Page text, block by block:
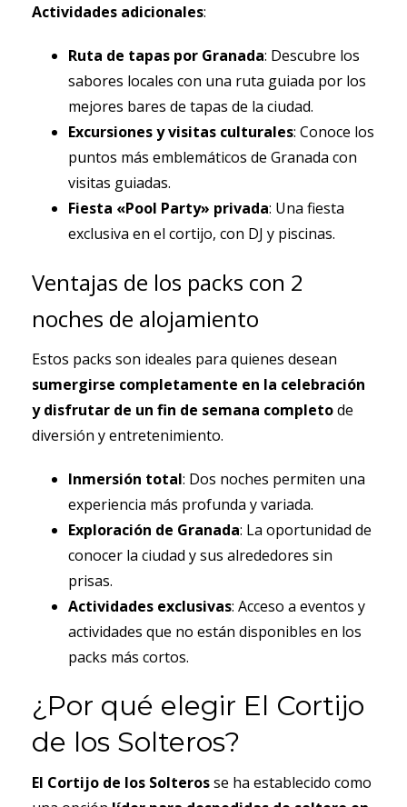
Actividades adicionales:
Ruta de tapas por Granada: Descubre los
sabores locales con una ruta guiada por los
mejores bares de tapas de la ciudad.
Excursiones y visitas culturales: Conoce los
puntos más emblemáticos de Granada con
visitas guiadas.
Fiesta «Pool Party» privada: Una fiesta
exclusiva en el cortijo, con DJ y piscinas.
Ventajas de los packs con 2
noches de alojamiento
Estos packs son ideales para quienes desean
sumergirse completamente en la celebración
y disfrutar de un fin de semana completode
diversión y entretenimiento.
Inmersión total: Dos noches permiten una
experiencia más profunda y variada.
Exploración de Granada: La oportunidad de
conocer la ciudad y sus alrededores sin
prisas.
Actividades exclusivas: Acceso a eventos y
actividades que no están disponibles en los
packs más cortos.
¿Por qué elegir El Cortijo
de los Solteros?
El Cortijo de los Solterosse ha establecido como